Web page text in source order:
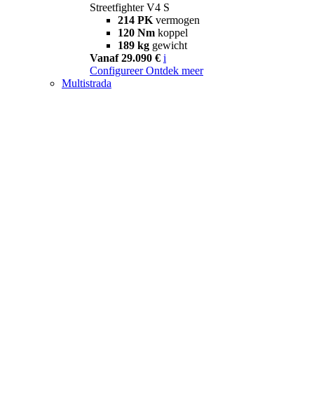
Streetfighter V4 S
214 PK vermogen
120 Nm koppel
189 kg gewicht
Vanaf 29.090 € i
Configureer Ontdek meer
Multistrada